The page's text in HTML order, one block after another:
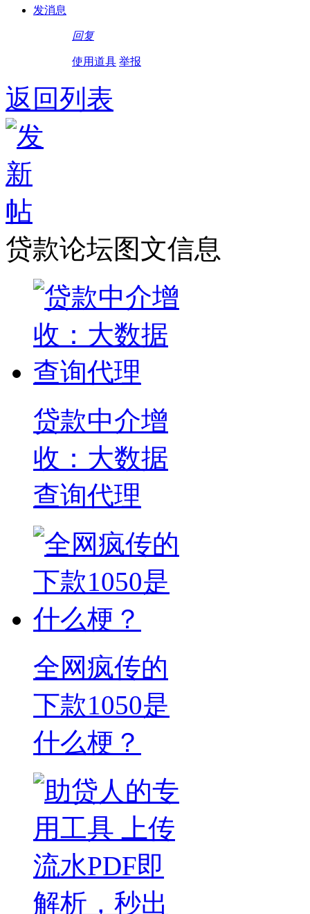
发消息
回复
使用道具 举报
返回列表
贷款论坛图文信息
贷款中介增
收：大数据
查询代理
全网疯传的
下款1050是
什么梗？